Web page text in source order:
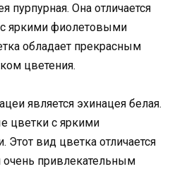
пурпурная. Она отличается
яркими фиолетовыми
обладает прекрасным
цветения.
является эхинацея белая.
цветки с яркими
вид цветка отличается
очень привлекательным